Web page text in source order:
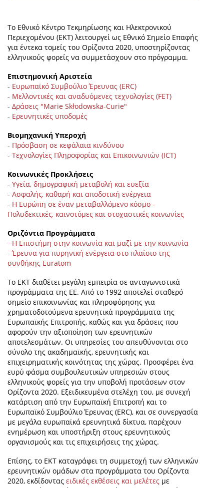
Το Εθνικό Κέντρο Τεκμηρίωσης και Ηλεκτρονικού
Περιεχομένου (ΕΚΤ) λειτουργεί ως Εθνικό Σημείο Επαφής
για έντεκα τομείς του Ορίζοντα 2020, υποστηρίζοντας
ελληνικούς φορείς να συμμετάσχουν στο πρόγραμμα.
Επιστημονική Αριστεία
- Ευρωπαϊκό Συμβούλιο Έρευνας (ERC)
- Μελλοντικές και αναδυόμενες τεχνολογίες (FET)
- Δράσεις "Marie Skłodowska-Curie"
- Ερευνητικές υποδομές
Βιομηχανική Υπεροχή
- Πρόσβαση σε κεφάλαια κινδύνου
- Τεχνολογίες Πληροφορίας και Επικοινωνιών (ICT)
Κοινωνικές Προκλήσεις
- Υγεία, δημογραφική μεταβολή και ευεξία
- Ασφαλής, καθαρή και αποδοτική ενέργεια
- Η Ευρώπη σε έναν μεταβαλλόμενο κόσμο -
Πολυδεκτικές, καινοτόμες και στοχαστικές κοινωνίες
Οριζόντια Προγράμματα
- Η Επιστήμη στην κοινωνία και μαζί με την κοινωνία
- Έρευνα για πυρηνική ενέργεια στο πλαίσιο της
συνθήκης Euratom
Το ΕΚΤ διαθέτει μεγάλη εμπειρία σε ανταγωνιστικά
προγράμματα της ΕΕ. Από το 1992 αποτελεί σταθερό
σημείο επικοινωνίας και πληροφόρησης για
χρηματοδοτούμενα ερευνητικά προγράμματα της
Ευρωπαϊκής Επιτροπής, καθώς και για δράσεις που
αφορούν την αξιοποίηση των ερευνητικών
αποτελεσμάτων. Οι υπηρεσίες του απευθύνονται στο
σύνολο της ακαδημαϊκής, ερευνητικής και
επιχειρηματικής κοινότητας της χώρας. Προσφέρει ένα
ευρύ φάσμα συμβουλευτικών υπηρεσιών στους
ελληνικούς φορείς για την υποβολή προτάσεων στον
Ορίζοντα 2020. Εξειδικευμένα στελέχη του, με συνεχή
κατάρτιση από την Ευρωπαϊκή Επιτροπή και το
Ευρωπαϊκό Συμβούλιο Έρευνας (ERC), και σε συνεργασία
με μεγάλα ευρωπαϊκά ερευνητικά δίκτυα, παρέχουν
ενημέρωση και υποστήριξη στους ερευνητικούς
οργανισμούς και τις επιχειρήσεις της χώρας.
Επίσης, το ΕΚΤ καταγράφει τη συμμετοχή των ελληνικών
ερευνητικών ομάδων στα προγράμματα του Ορίζοντα
2020, εκδίδοντας ειδικές εκθέσεις και μελέτες με